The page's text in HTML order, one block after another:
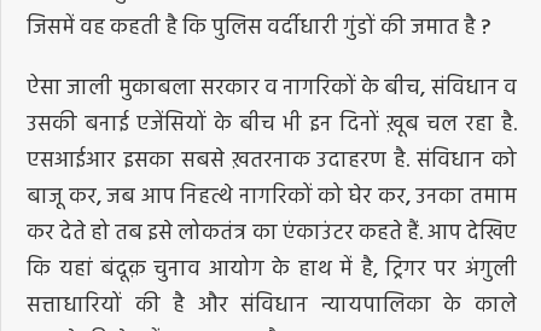
जिसमें वह कहती है कि पुलिस वर्दीधारी गुंडों की जमात है ?
ऐसा जाली मुकाबला सरकार व नागरिकों के बीच, संविधान व
उसकी बनाई एजेंसियों के बीच भी इन दिनों ख़ूब चल रहा है.
एसआईआर इसका सबसे ख़तरनाक उदाहरण है. संविधान को
बाजू कर, जब आप निहत्थे नागरिकों को घेर कर, उनका तमाम
कर देते हो तब इसे लोकतंत्र का एंकाउंटर कहते हैं. आप देखिए
कि यहां बंदूक़ चुनाव आयोग के हाथ में है, ट्रिगर पर अंगुली
सत्ताधारियों की है और संविधान न्यायपालिका के काले